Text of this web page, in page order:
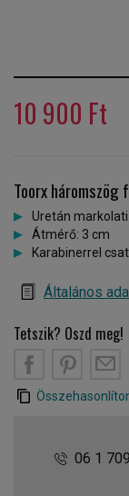
10 900 Ft
Toorx háromszög
Uretán
Átmérő: 3 cm
Karabinerrel
Általános
Tetszik? Oszd meg!
06 1